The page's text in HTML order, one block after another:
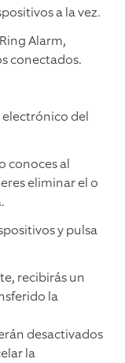
a la vez.
Alarm,
conectados.
del
conoces al
eliminar el o
y pulsa
recibirás un
la
desactivados
la